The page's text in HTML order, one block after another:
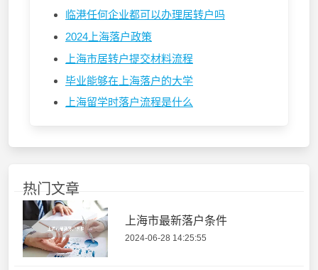
临港任何企业都可以办理居转户吗
2024上海落户政策
上海市居转户提交材料流程
毕业能够在上海落户的大学
上海留学时落户流程是什么
热门文章
上海市最新落户条件
2024-06-28 14:25:55